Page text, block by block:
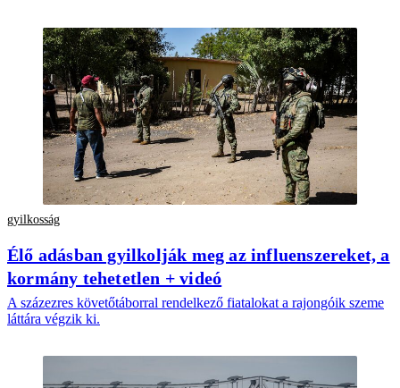
gyilkosság
Élő adásban gyilkolják meg az influenszereket, a
kormány tehetetlen + videó
A százezres követőtáborral rendelkező fiatalokat a rajongóik szeme
láttára végzik ki.